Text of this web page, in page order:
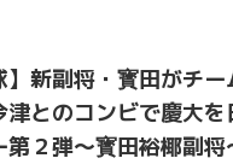
】新副将・寳田がチ
津とのコンビで慶大
第２弾～寳田裕椰副将